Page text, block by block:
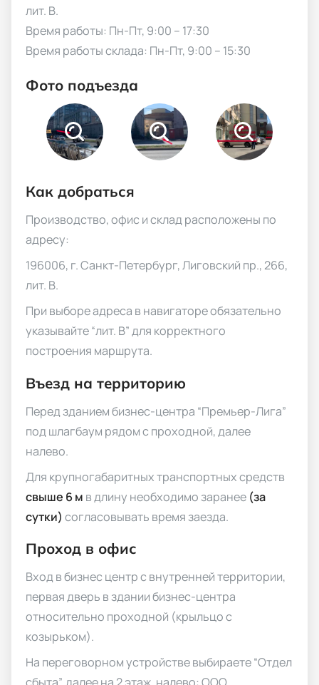
лит. В.
Время работы: Пн-Пт, 9:00 – 17:30
Время работы склада: Пн-Пт, 9:00 – 15:30
Фото подъезда
Как добраться
Производство, офис и склад расположены по
адресу:
196006, г. Санкт-Петербург, Лиговский пр., 266,
лит. В.
При выборе адреса в навигаторе обязательно
указывайте “лит. В” для корректного
построения маршрута.
Въезд на территорию
Перед зданием бизнес-центра “Премьер-Лига”
под шлагбаум рядом с проходной, далее
налево.
Для крупногабаритных транспортных средств
свыше 6 м в длину необходимо заранее (за
сутки) согласовывать время заезда.
Проход в офис
Вход в бизнес центр с внутренней территории,
первая дверь в здании бизнес-центра
относительно проходной (крыльцо с
козырьком).
На переговорном устройстве выбираете “Отдел